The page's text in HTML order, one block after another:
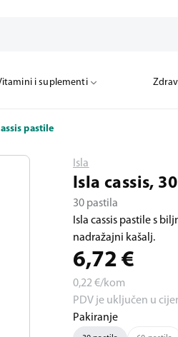
i suplementi
pastile
Isla
Isla cassis,
30 pastila
Isla cassis pastile s
nadražajni kašalj.
6,72 €
0,22€/kom
PDV je uključen u
Pakiranje